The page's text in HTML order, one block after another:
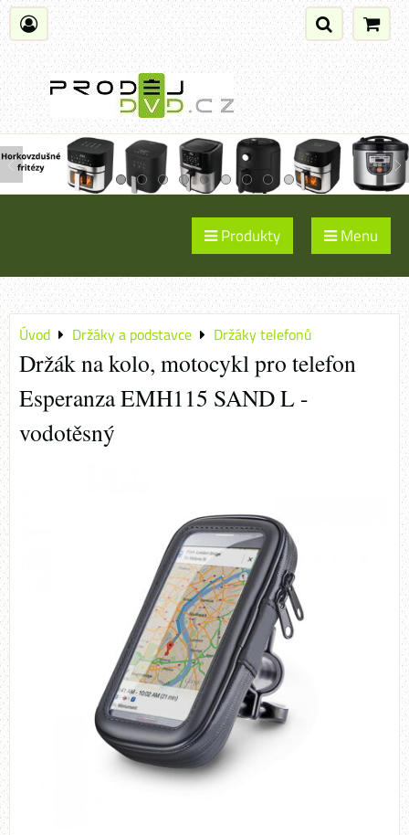
Produkty Menu
Úvod Držáky a podstavce Držáky telefonů
Držák na kolo, motocykl pro telefon
Esperanza EMH115 SAND L -
vodotěsný